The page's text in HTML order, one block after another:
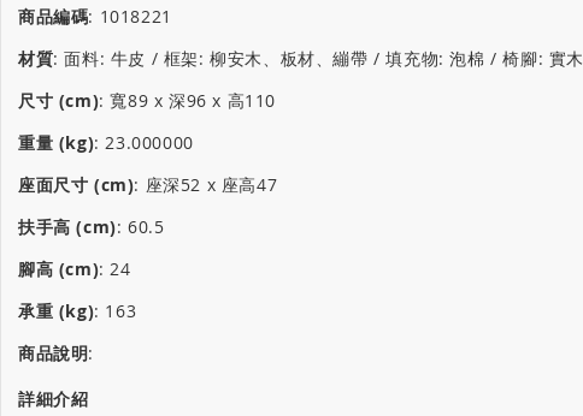
頭
商品編碼: 1018221
材質:面料: 牛皮 / 框架: 柳安木、板材、繃帶 / 填充物: 泡棉 / 椅腳: 實木
尺寸 (cm):寬89 x 深96 x 高110
重量 (kg):23.000000
座面尺寸 (cm): 座深52 x 座高47
扶手高 (cm):60.5
腳高 (cm):24
承重 (kg): 163
商品說明:
詳細介紹